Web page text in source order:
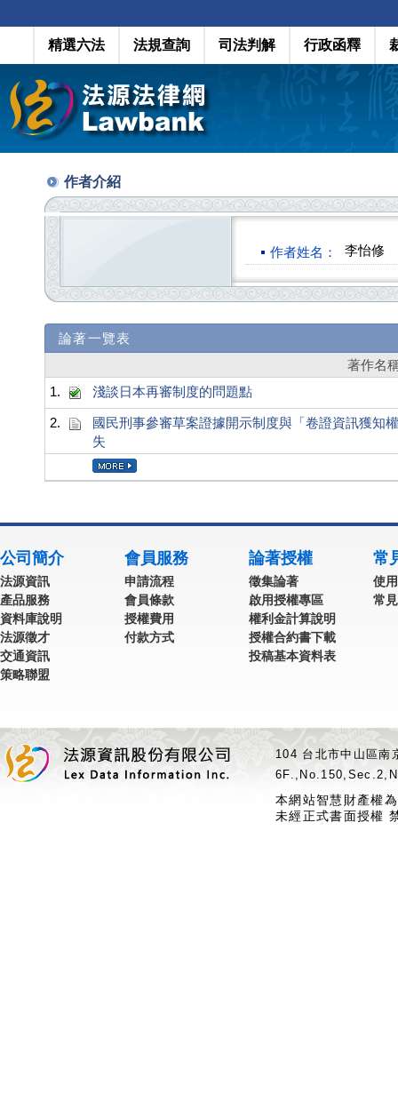
精選六法 法規查詢 司法判解 行政函釋
作者介紹
作者姓名： 李怡修
論著一覽表
著作名
1.
淺談日本再審制度的問題點
2.
國民刑事參審草案證據開示制度與「卷證資訊獲知
失
公司簡介
法源資訊
產品服務
資料庫說明
法源徵才
交通資訊
策略聯盟
會員服務
申請流程
會員條款
授權費用
付款方式
論著授權
徵集論著
啟用授權專區
權利金計算說明
授權合約書下載
投稿基本資料表
常
使
常
104 台北市中山區
本網站智慧財產權
未經正式書面授權